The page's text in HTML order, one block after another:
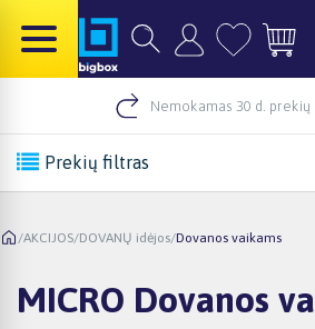
Nemokamas 30 d. prekių
Prekių filtras
/AKCIJOS/DOVANŲ idėjos/Dovanos vaikams
MICRO Dovanos